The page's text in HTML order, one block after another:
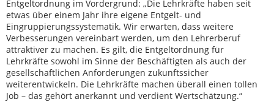
Entgeltordnung im Vordergrund: „Die Lehrkräfte haben seit
etwas über einem Jahr ihre eigene Entgelt- und
Eingruppierungssystematik. Wir erwarten, dass weitere
Verbesserungen vereinbart werden, um den Lehrerberuf
attraktiver zu machen. Es gilt, die Entgeltordnung für
Lehrkräfte sowohl im Sinne der Beschäftigten als auch der
gesellschaftlichen Anforderungen zukunftssicher
weiterentwickeln. Die Lehrkräfte machen überall einen tollen
Job – das gehört anerkannt und verdient Wertschätzung.“